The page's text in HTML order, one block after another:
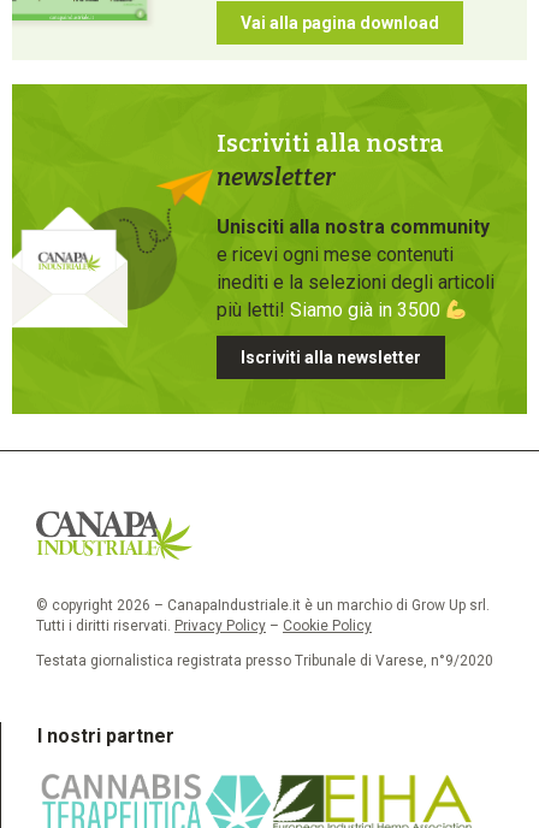
Vai alla pagina download
Iscriviti alla nostra
newsletter
Unisciti alla nostra community
e ricevi ogni mese contenuti
inediti e la selezioni degli articoli
più letti! Siamo già in 3500
Iscriviti alla newsletter
© copyright 2026 – CanapaIndustriale.it è un marchio di Grow Up srl.
Tutti i diritti riservati. Privacy Policy – Cookie Policy
Testata giornalistica registrata presso Tribunale di Varese, n°9/2020
I nostri partner